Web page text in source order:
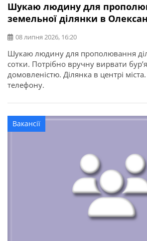
Шукаю людину для
земельної ділянки в
08 липня 2026, 16:20
Шукаю людину для прополювання
сотки. Потрібно вручну вирвати
домовленістю. Ділянка в центрі
телефону.
Вакансії